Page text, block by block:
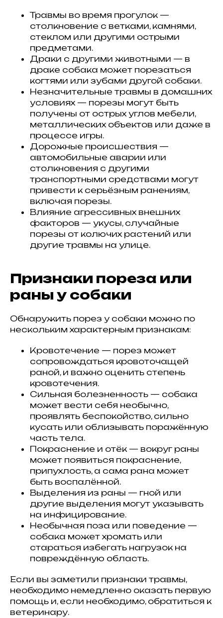
Травмы во время прогулок —
столкновение с ветками, камнями,
стеклом или другими острыми
предметами.
Драки с другими животными — в
драке собака может порезаться
когтями или зубами другой собаки.
Незначительные травмы в домашних
условиях — порезы могут быть
получены от острых углов мебели,
металлических объектов или даже в
процессе игры.
Дорожные происшествия —
автомобильные аварии или
столкновения с другими
транспортными средствами могут
привести к серьёзным ранениям,
включая порезы.
Влияние агрессивных внешних
факторов — укусы, случайные
порезы от колючих растений или
другие травмы на улице.
Признаки пореза или
раны у собаки
Обнаружить порез у собаки можно по
нескольким характерным признакам:
Кровотечение — порез может
сопровождаться кровоточащей
раной, и важно оценить степень
кровотечения.
Сильная болезненность — собака
может вести себя необычно,
проявлять беспокойство, сильно
кусать или облизывать поражённую
часть тела.
Покраснение и отёк — вокруг раны
может появиться покраснение,
припухлость, а сама рана может
быть воспалённой.
Выделения из раны — гной или
другие выделения могут указывать
на инфицирование.
Необычная поза или поведение —
собака может хромать или
стараться избегать нагрузок на
повреждённую область.
Если вы заметили признаки травмы,
необходимо немедленно оказать первую
помощь и, если необходимо, обратиться к
ветеринару.